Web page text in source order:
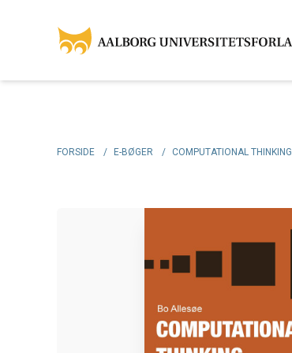
FORSIDE / E-BØGER / COMPUTATIONAL THINKING